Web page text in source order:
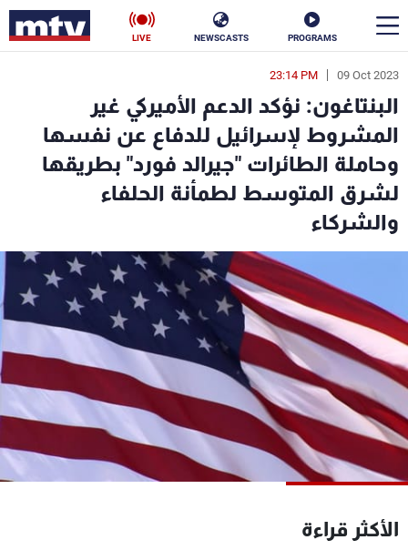
PROGRAMS
NEWSCASTS
LIVE
09 Oct 2023
23:14 PM
البنتاغون: نؤكد الدعم الأميركي غير
المشروط لإسرائيل للدفاع عن نفسها
وحاملة الطائرات "جيرالد فورد" بطريقها
لشرق المتوسط لطمأنة الحلفاء
والشركاء
الأكثر قراءة
en
الأخبار
سياسة ناس
إقتصاد
منوعات رياضة
كأس العالم
البرامج
جدول البرامج
شاهد البرامج
الترددات
الإنـتـاج